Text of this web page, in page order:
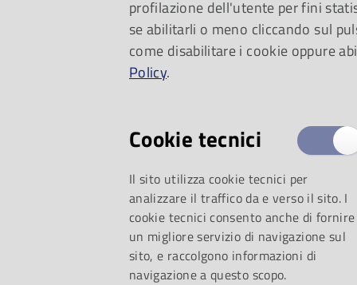
profilazione dell'utente per fini
se abilitarli o meno cliccando sul
come disabilitare i cookie oppure
Policy.
Cookie tecnici
Il sito utilizza cookie tecnici per
analizzare il traffico da e verso il sito. I
cookie tecnici consento anche di fornire
un migliore servizio di navigazione sul
sito, e raccolgono informazioni di
navigazione a questo scopo.